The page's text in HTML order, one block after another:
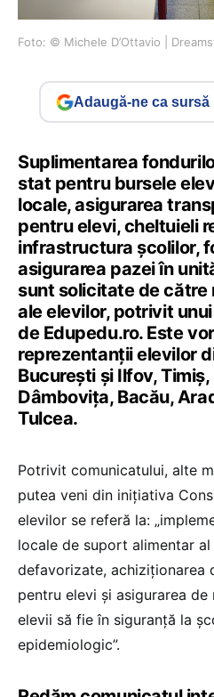
Foto: © Michele D’Ottavio |
Adaugă-ne ca
Suplimentarea
stat pentru bursele
locale, asigurarea
pentru elevi, cheltuieli
infrastructura școlilor,
asigurarea pazei în
sunt solicitate de către
ale elevilor, potrivit
de Edupedu.ro. Este
reprezentanții elevilor
București și Ilfov,
Dâmbovița, Bacău,
Tulcea.
Potrivit comunicatului, alte
putea veni din inițiativa
elevilor se referă la:
locale de suport alimentar
defavorizate, achiziționarea
pentru elevi și asigurarea
elevii să fie în siguranță la
epidemiologic”.